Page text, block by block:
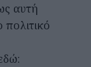
αυτή